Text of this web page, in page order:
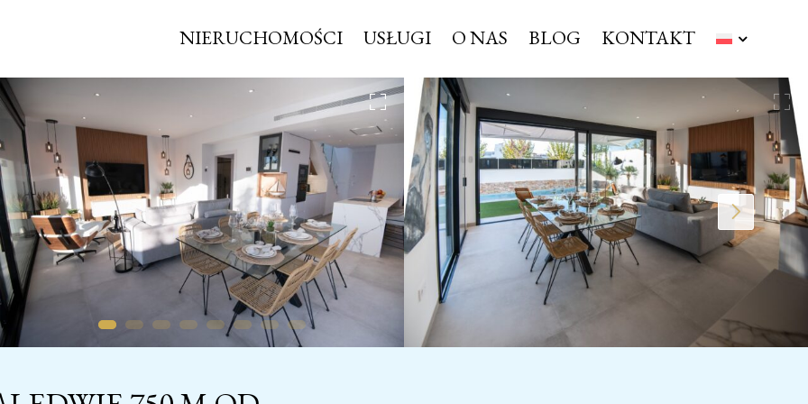
NIERUCHOMOŚCI USŁUGI O NAS BLOG KONTAKT